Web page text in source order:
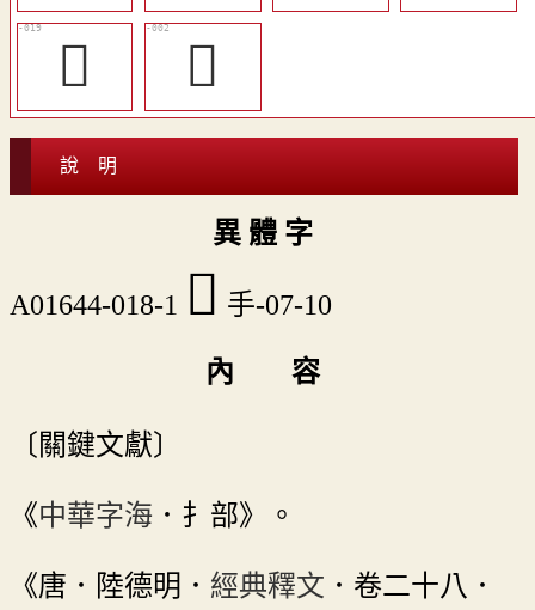
󲔖
𤔢
說 明
異 體 字
A01644-018-1 𢭒 手-07-10
內 容
〔關鍵文獻〕
《中華字海 ．扌部》。
《唐．陸德明． 經典釋文 ．卷二十八．